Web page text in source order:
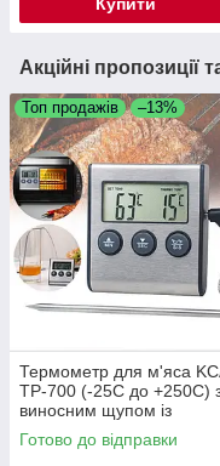
Купити
Акційні пропозиції
Топ продажів –13%
Термометр для м'яса
TP-700 (-25C до +250C)
виносним щупом із
неіржавкої сталі, з
магнітом
Готово до відправки